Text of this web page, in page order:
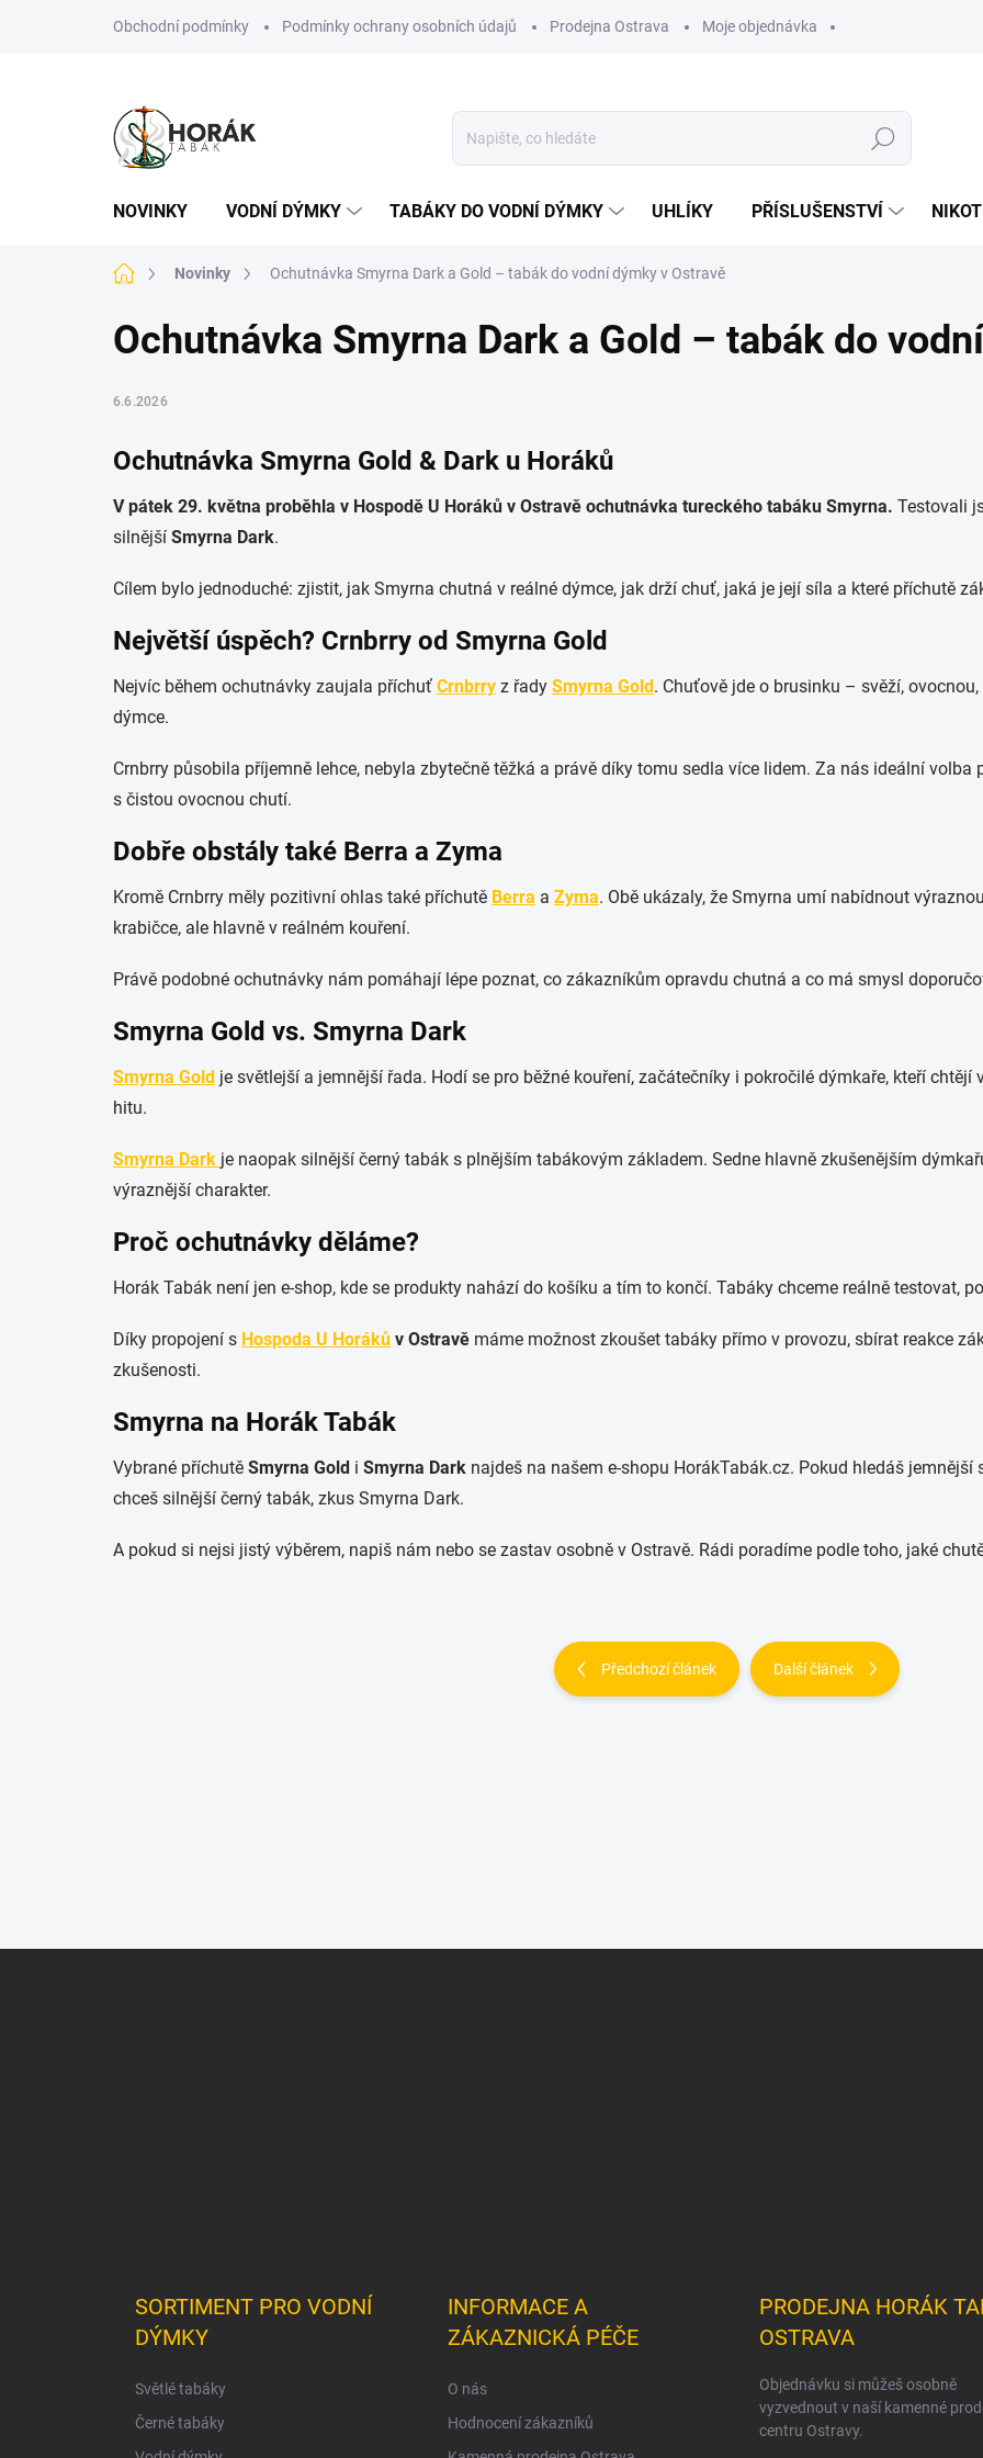
Obchodní podmínky Podmínky ochrany osobních údajů Prodejna Ostrava Moje objednávka
Hledat
NOVINKY VODNÍ DÝMKY TABÁKY DO VODNÍ DÝMKY UHLÍKY PŘÍSLUŠENSTVÍ
Domů Novinky Ochutnávka Smyrna Dark a Gold – tabák do vodní dýmky v Ostravě
Ochutnávka Smyrna Dark a Gold – tabák do
6.6.2026
Ochutnávka Smyrna Gold & Dark u Horáků
V pátek 29. května proběhla v Hospodě U Horáků v Ostravě ochutnávka tureckého tabáku Smyrna. Testovali
silnější Smyrna Dark.
Cílem bylo jednoduché: zjistit, jak Smyrna chutná v reálné dýmce, jak drží chuť, jaká je její síla a které příchutě
Největší úspěch? Crnbrry od Smyrna Gold
Nejvíc během ochutnávky zaujala příchuť Crnbrry z řady Smyrna Gold. Chuťově jde o brusinku – svěží,
dýmce.
Crnbrry působila příjemně lehce, nebyla zbytečně těžká a právě díky tomu sedla více lidem. Za nás ideální
s čistou ovocnou chutí.
Dobře obstály také Berra a Zyma
Kromě Crnbrry měly pozitivní ohlas také příchutě Berra a Zyma. Obě ukázaly, že Smyrna umí nabídnout
krabičce, ale hlavně v reálném kouření.
Právě podobné ochutnávky nám pomáhají lépe poznat, co zákazníkům opravdu chutná a co má smysl
Smyrna Gold vs. Smyrna Dark
Smyrna Gold je světlejší a jemnější řada. Hodí se pro běžné kouření, začátečníky i pokročilé dýmkaře, kteří
hitu.
Smyrna Dark je naopak silnější černý tabák s plnějším tabákovým základem. Sedne hlavně zkušenějším
výraznější charakter.
Proč ochutnávky děláme?
Horák Tabák není jen e-shop, kde se produkty nahází do košíku a tím to končí. Tabáky chceme reálně testovat,
Díky propojení s Hospoda U Horáků v Ostravě máme možnost zkoušet tabáky přímo v provozu, sbírat reakce
zkušenosti.
Smyrna na Horák Tabák
Vybrané příchutě Smyrna Gold i Smyrna Dark najdeš na našem e-shopu HorákTabák.cz. Pokud hledáš
chceš silnější černý tabák, zkus Smyrna Dark.
A pokud si nejsi jistý výběrem, napiš nám nebo se zastav osobně v Ostravě. Rádi poradíme podle toho, jaké
Předchozí článek Další článek
SORTIMENT PRO VODNÍ
DÝMKY
Světlé tabáky
Černé tabáky
INFORMACE A
ZÁKAZNICKÁ PÉČE
O nás
Hodnocení zákazníků
PRODEJNA HORÁK
OSTRAVA
Objednávku si můžeš osobně
vyzvednout v naší kamenné
centru Ostravy.